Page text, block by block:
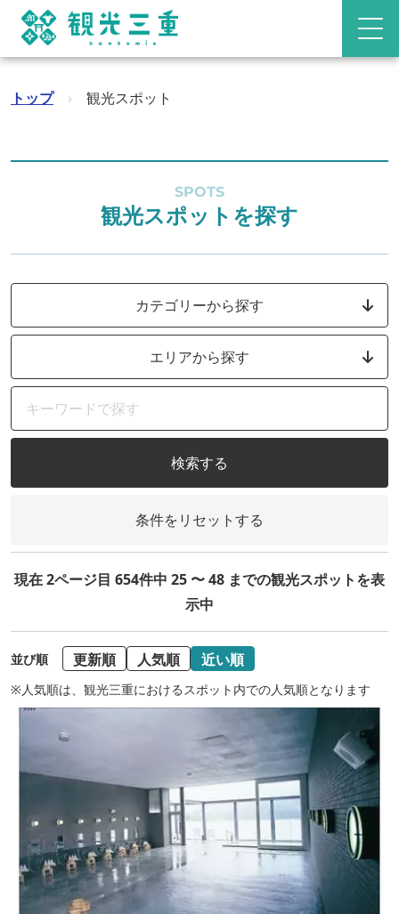
トップ › 観光スポット
SPOTS
観光スポットを探す
カテゴリーから探す
エリアから探す
検索する
条件をリセットする
現在 2ページ目 654件中 25 〜 48 までの観光スポットを表
示中
並び順 更新順 人気順 近い順
※人気順は、観光三重におけるスポット内での人気順となります